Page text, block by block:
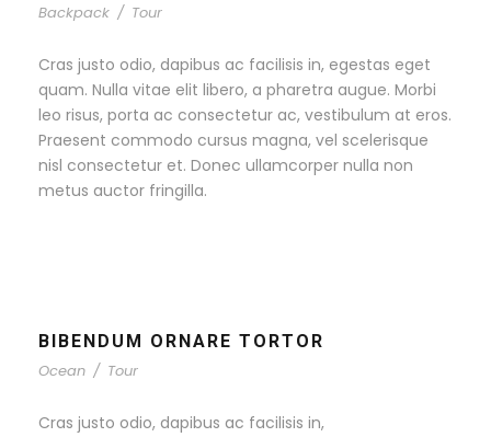
Backpack / Tour
Cras justo odio, dapibus ac facilisis in, egestas eget
quam. Nulla vitae elit libero, a pharetra augue. Morbi
leo risus, porta ac consectetur ac, vestibulum at eros.
Praesent commodo cursus magna, vel scelerisque
nisl consectetur et. Donec ullamcorper nulla non
metus auctor fringilla.
BIBENDUM ORNARE TORTOR
Ocean / Tour
Cras justo odio, dapibus ac facilisis in,